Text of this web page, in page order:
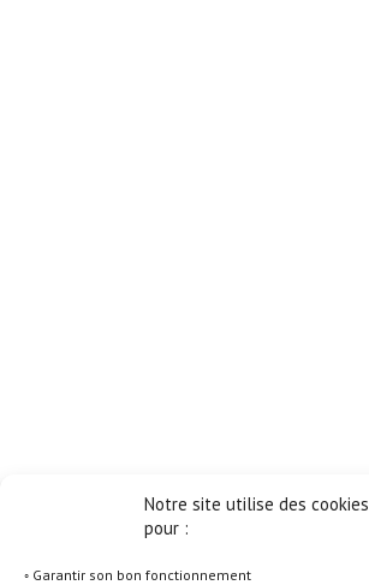
Notre site utilise des cookies
pour :
◦ Garantir son bon fonctionnement